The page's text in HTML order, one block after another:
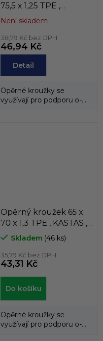
75,5 x 1,25 TPE ,
KASTAS , K81-065/2
Není skladem
38,79 Kč bez DPH
46,94 Kč
Detail
Opěrné kroužky se
využívají pro podporu o-
Opěrný kroužek 65 x
70 x 1,3 TPE , KASTAS ,
K81-065
Skladem (46 ks)
35,79 Kč bez DPH
43,31 Kč
Do košíku
Opěrné kroužky se
využívají pro podporu o-